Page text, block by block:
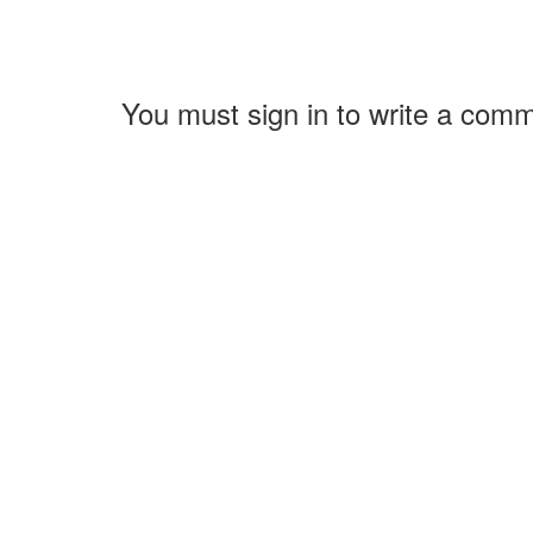
You must sign in to write a